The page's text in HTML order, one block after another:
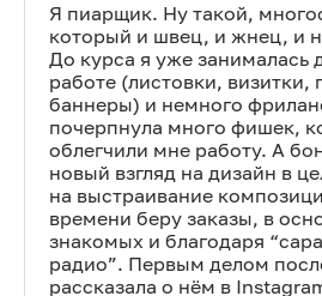
Я пиарщик. Ну такой,
который и швец, и жнец, и
До курса я уже занималась
работе (листовки, визитки,
баннеры) и немного
почерпнула много фишек,
облегчили мне работу. А
новый взгляд на дизайн в
на выстраивание
времени беру заказы, в
знакомых и благодаря
радио”. Первым делом
рассказала о нём в